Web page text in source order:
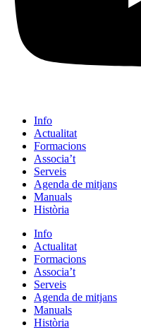
Info
Actualitat
Formacions
Associa’t
Serveis
Agenda de mitjans
Manuals
Història
Info
Actualitat
Formacions
Associa’t
Serveis
Agenda de mitjans
Manuals
Història